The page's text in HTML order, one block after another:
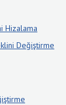
Hizalama
Değiştirme